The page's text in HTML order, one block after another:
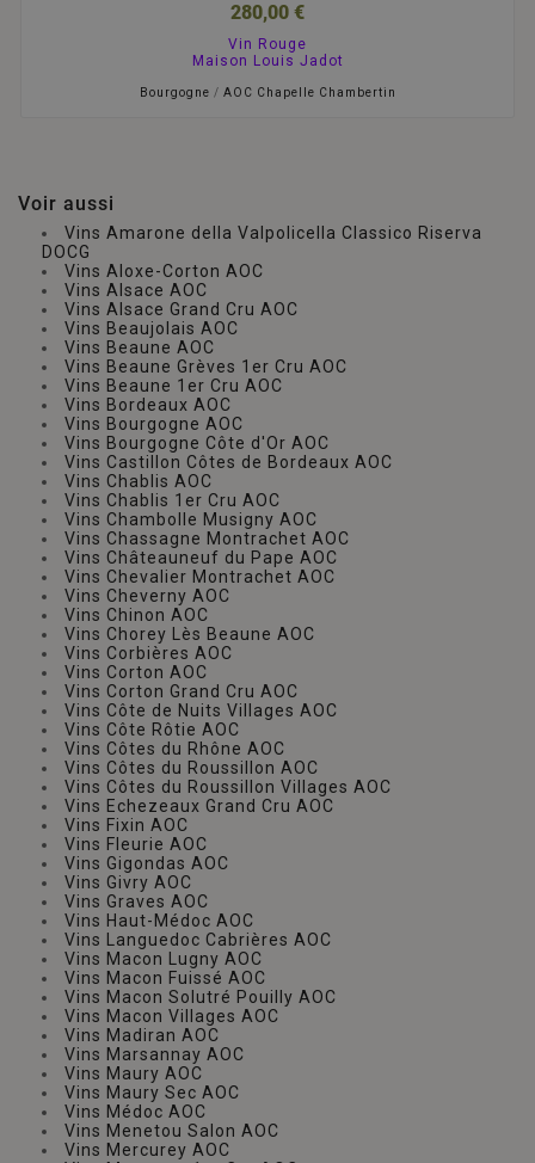
280,00 €
Vin Rouge
Maison Louis Jadot
Bourgogne / AOC Chapelle Chambertin
Voir aussi
Vins Amarone della Valpolicella Classico Riserva
DOCG
Vins Aloxe-Corton AOC
Vins Alsace AOC
Vins Alsace Grand Cru AOC
Vins Beaujolais AOC
Vins Beaune AOC
Vins Beaune Grèves 1er Cru AOC
Vins Beaune 1er Cru AOC
Vins Bordeaux AOC
Vins Bourgogne AOC
Vins Bourgogne Côte d'Or AOC
Vins Castillon Côtes de Bordeaux AOC
Vins Chablis AOC
Vins Chablis 1er Cru AOC
Vins Chambolle Musigny AOC
Vins Chassagne Montrachet AOC
Vins Châteauneuf du Pape AOC
Vins Chevalier Montrachet AOC
Vins Cheverny AOC
Vins Chinon AOC
Vins Chorey Lès Beaune AOC
Vins Corbières AOC
Vins Corton AOC
Vins Corton Grand Cru AOC
Vins Côte de Nuits Villages AOC
Vins Côte Rôtie AOC
Vins Côtes du Rhône AOC
Vins Côtes du Roussillon AOC
Vins Côtes du Roussillon Villages AOC
Vins Echezeaux Grand Cru AOC
Vins Fixin AOC
Vins Fleurie AOC
Vins Gigondas AOC
Vins Givry AOC
Vins Graves AOC
Vins Haut-Médoc AOC
Vins Languedoc Cabrières AOC
Vins Macon Lugny AOC
Vins Macon Fuissé AOC
Vins Macon Solutré Pouilly AOC
Vins Macon Villages AOC
Vins Madiran AOC
Vins Marsannay AOC
Vins Maury AOC
Vins Maury Sec AOC
Vins Médoc AOC
Vins Menetou Salon AOC
Vins Mercurey AOC